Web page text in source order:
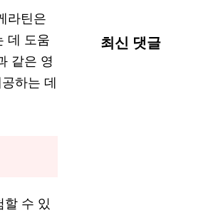
라틴은
데 도움
같은 영
하는 데
할 수 있
최신 댓글